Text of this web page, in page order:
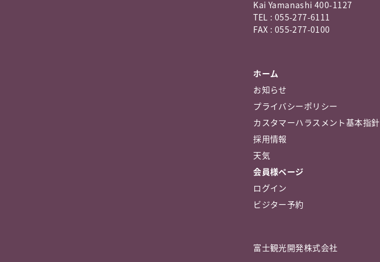
Kai Yamanashi 400-1127
TEL : 055-277-6111
FAX : 055-277-0100
ホーム
お知らせ
プライバシーポリシー
カスタマーハラスメント基本指針
採用情報
天気
会員様ページ
ログイン
ビジター予約
富士観光開発株式会社